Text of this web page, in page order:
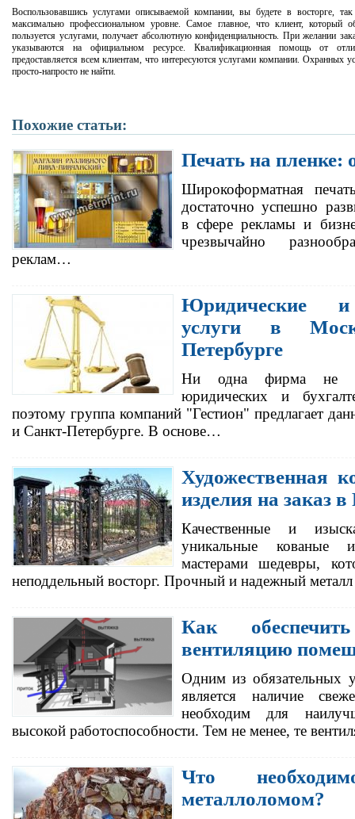
Воспользовавшись услугами описываемой компании, вы будете в восторге,
максимально профессиональном уровне. Самое главное, что клиент, который
пользуется услугами, получает абсолютную конфиденциальность. При желании
указываются на официальном ресурсе. Квалификационная помощь от
предоставляется всем клиентам, что интересуются услугами компании. Охранных
просто-напросто не найти.
Похожие статьи:
Печать на
Широкоформатная
достаточно успешно
в сфере рекламы и
чрезвычайно
реклам…
Юридические и
услуги в
Петербурге
Ни одна фирма не
юридических и
поэтому группа компаний "Гестион" предлагает
и Санкт-Петербурге. В основе…
Художественная
изделия на заказ
Качественные и
уникальные кованые
мастерами шедевры,
неподдельный восторг. Прочный и надежный
Как
вентиляцию
Одним из обязательных
является наличие
необходим для
высокой работоспособности. Тем не менее, те
Что
металлоломом?